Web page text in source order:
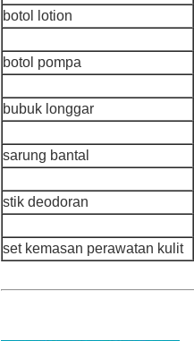
botol lotion
botol pompa
bubuk longgar
sarung bantal
stik deodoran
set kemasan perawatan kulit